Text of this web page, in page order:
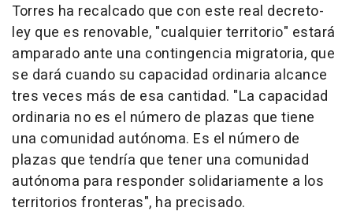
Torres ha recalcado que con este real decreto-
ley que es renovable, "cualquier territorio" estará
amparado ante una contingencia migratoria, que
se dará cuando su capacidad ordinaria alcance
tres veces más de esa cantidad. "La capacidad
ordinaria no es el número de plazas que tiene
una comunidad autónoma. Es el número de
plazas que tendría que tener una comunidad
autónoma para responder solidariamente a los
territorios fronteras", ha precisado.